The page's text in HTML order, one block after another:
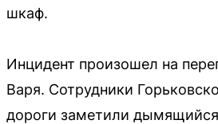
шкаф.
Инцидент произошел на
Варя. Сотрудники
дороги заметили